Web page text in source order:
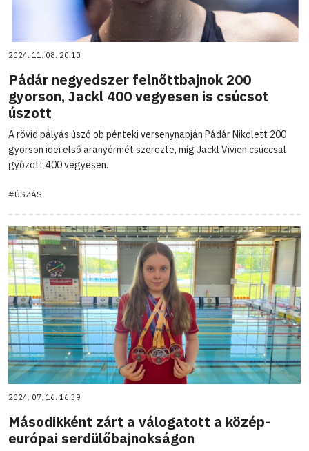
2024. 11. 08. 20:10
Pádár negyedszer felnőttbajnok 200
gyorson, Jackl 400 vegyesen is csúcsot
úszott
A rövid pályás úszó ob pénteki versenynapján Pádár Nikolett 200
gyorson idei első aranyérmét szerezte, míg Jackl Vivien csúccsal
győzött 400 vegyesen.
#ÚSZÁS
2024. 07. 16. 16:39
Másodikként zárt a válogatott a közép-
európai serdülőbajnokságon